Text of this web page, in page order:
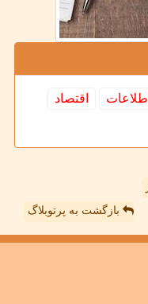
اطلاعات
اقتصاد
بازگشت به پرتوبلاگ